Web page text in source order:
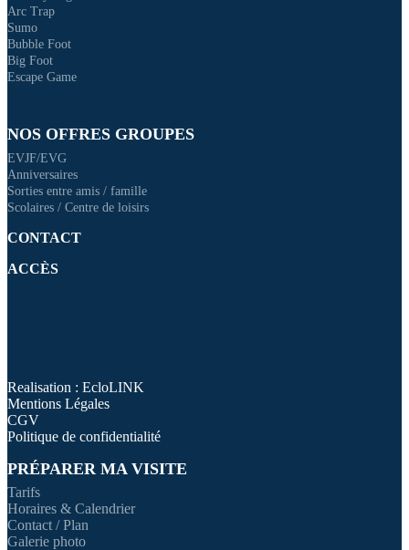
Arc Trap
Sumo
Bubble Foot
Big Foot
Escape Game
NOS OFFRES GROUPES
EVJF/EVG
Anniversaires
Sorties entre amis / famille
Scolaires / Centre de loisirs
CONTACT
ACCÈS
Realisation : EcloLINK
Mentions Légales
CGV
Politique de confidentialité
PRÉPARER MA VISITE
Tarifs
Horaires & Calendrier
Contact / Plan
Galerie photo